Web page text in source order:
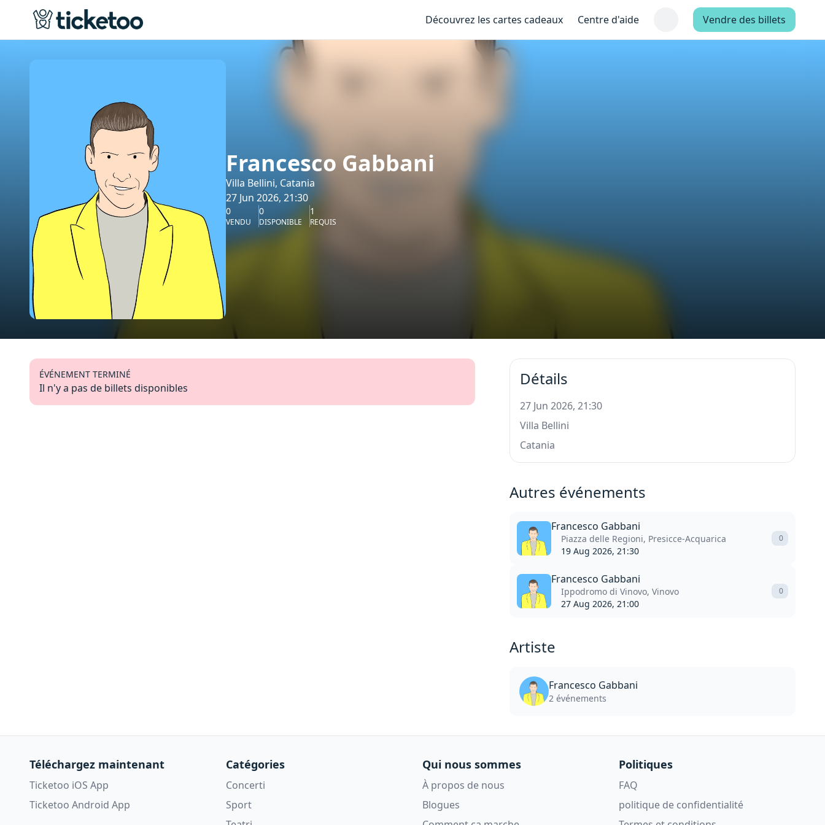
Découvrez les cartes cadeaux Centre d'aide Vendre des billets
Francesco Gabbani
Villa Bellini, Catania
27 Jun 2026, 21:30
0
VENDU
0
DISPONIBLE
1
REQUIS
ÉVÉNEMENT TERMINÉ
Il n'y a pas de billets disponibles Détails
27 Jun 2026, 21:30
Villa Bellini
Catania
Autres événements
Francesco Gabbani
Piazza delle Regioni, Presicce-Acquarica
19 Aug 2026, 21:30
0
Francesco Gabbani
Ippodromo di Vinovo, Vinovo
27 Aug 2026, 21:00
0
Artiste
Francesco Gabbani
2 événements
Téléchargez maintenant
Ticketoo iOS App
Ticketoo Android App
Catégories
Concerti
Sport
Qui nous sommes
À propos de nous
Blogues
Politiques
FAQ
politique de confidentialité